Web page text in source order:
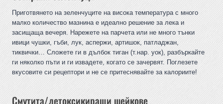
Приготвянето на зеленчуците на висока температура с много
малко количество мазнина е идеално решение за лека и
засищаща вечеря. Нарежете на парчета или не много тънки
ивици чушки, гъби, лук, аспержи, артишок, патладжан,
тиквички… Сложете ги в дълбок тиган (т.нар. уок), разбъркайте
ги няколко пъти и ги извадете, когато се зачервят. Поглезете
вкусовите си рецептори и не се притеснявайте за калориите!
Смутита/детоксикиращи шейкове